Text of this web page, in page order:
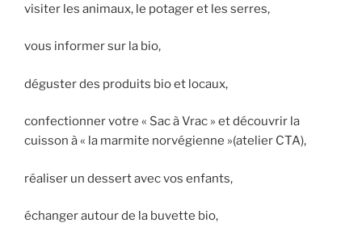
visiter les animaux, le potager et les serres,
vous informer sur la bio,
déguster des produits bio et locaux,
confectionner votre « Sac à Vrac » et découvrir la
cuisson à « la marmite norvégienne »(atelier CTA),
réaliser un dessert avec vos enfants,
échanger autour de la buvette bio,